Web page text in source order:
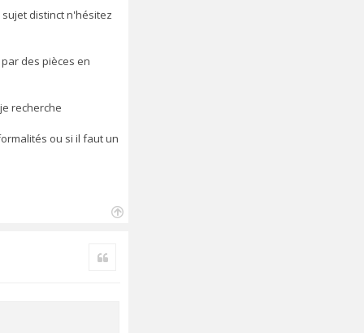
distinct n'hésitez
des pièces en
recherche
ou si il faut un